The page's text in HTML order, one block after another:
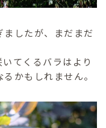
したが、まだまだ
てくるバラはより
かもしれません。